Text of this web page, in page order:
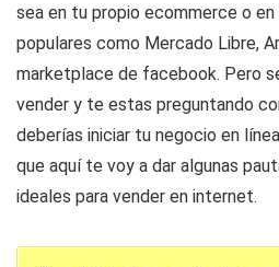
sea en tu propio ecommerce o
populares como Mercado Libre,
marketplace de facebook. Pero
vender y te estas preguntando
deberías iniciar tu negocio en
que aquí te voy a dar algunas
ideales para vender en internet.